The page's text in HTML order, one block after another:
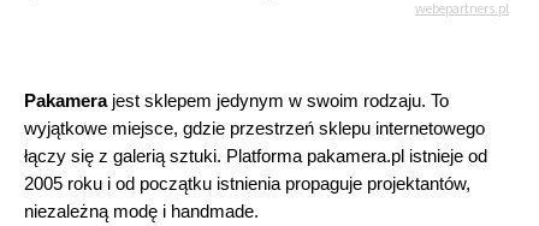
Pakamera jest sklepem jedynym w swoim rodzaju. To
wyjątkowe miejsce, gdzie przestrzeń sklepu internetowego
łączy się z galerią sztuki. Platforma pakamera.pl istnieje od
2005 roku i od początku istnienia propaguje projektantów,
niezależną modę i handmade.